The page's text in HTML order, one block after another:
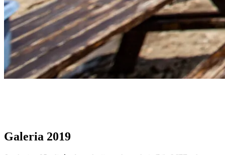
Galeria 2019